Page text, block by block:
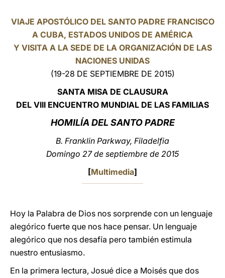
VIAJE APOSTÓLICO DEL SANTO PADRE FRANCISCO
A CUBA, ESTADOS UNIDOS DE AMÉRICA
Y VISITA A LA SEDE DE LA ORGANIZACIÓN DE LAS
NACIONES UNIDAS
(19-28 DE SEPTIEMBRE DE 2015)
SANTA MISA DE CLAUSURA
DEL VIII ENCUENTRO MUNDIAL DE LAS FAMILIAS
HOMILÍA DEL SANTO PADRE
B. Franklin Parkway, Filadelfia
Domingo 27 de septiembre de 2015
[Multimedia]
Hoy la Palabra de Dios nos sorprende con un lenguaje
alegórico fuerte que nos hace pensar. Un lenguaje
alegórico que nos desafía pero también estimula
nuestro entusiasmo.
En la primera lectura, Josué dice a Moisés que dos